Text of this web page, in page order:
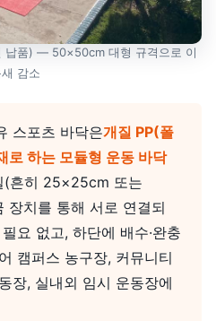
납품) — 50×50cm 대형 규격으로 이
새 감소
스포츠 바닥은개질 PP(폴
로 하는 모듈형 운동 바닥
(흔히 25×25cm 또는
치를 통해 서로 연결되
요 없고, 하단에 배수·완충
캠퍼스 농구장, 커뮤니티
장, 실내외 임시 운동장에